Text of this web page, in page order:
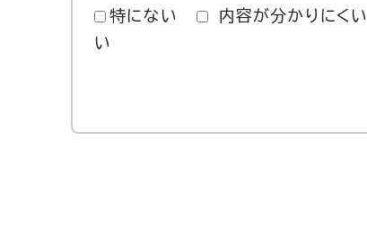
特にない 内容が分かりにくい
い